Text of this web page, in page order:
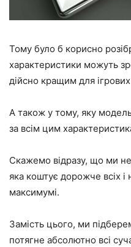
Тому було б корисно
характеристики можуть
дійсно кращим для
А також у тому, яку
за всім цим
Скажемо відразу, що ми
яка коштує дорожче всіх і
максимумі.
Замість цього, ми
потягне абсолютно всі